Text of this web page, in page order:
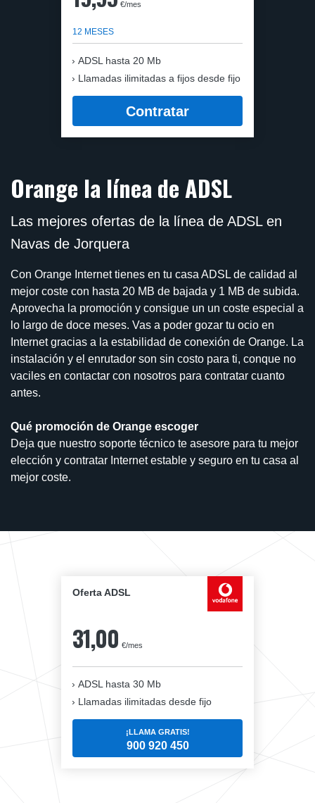
€/mes
12 MESES
ADSL hasta 20 Mb
Llamadas ilimitadas a fijos desde fijo
Contratar
Orange la línea de ADSL
Las mejores ofertas de la línea de ADSL en
Navas de Jorquera
Con Orange Internet tienes en tu casa ADSL de calidad al
mejor coste con hasta 20 MB de bajada y 1 MB de subida.
Aprovecha la promoción y consigue un un coste especial a
lo largo de doce meses. Vas a poder gozar tu ocio en
Internet gracias a la estabilidad de conexión de Orange. La
instalación y el enrutador son sin costo para ti, conque no
vaciles en contactar con nosotros para contratar cuanto
antes.
Qué promoción de Orange escoger
Deja que nuestro soporte técnico te asesore para tu mejor
elección y contratar Internet estable y seguro en tu casa al
mejor coste.
Oferta ADSL
31,00 €/mes
ADSL hasta 30 Mb
Llamadas ilimitadas desde fijo
¡LLAMA GRATIS!
900 920 450